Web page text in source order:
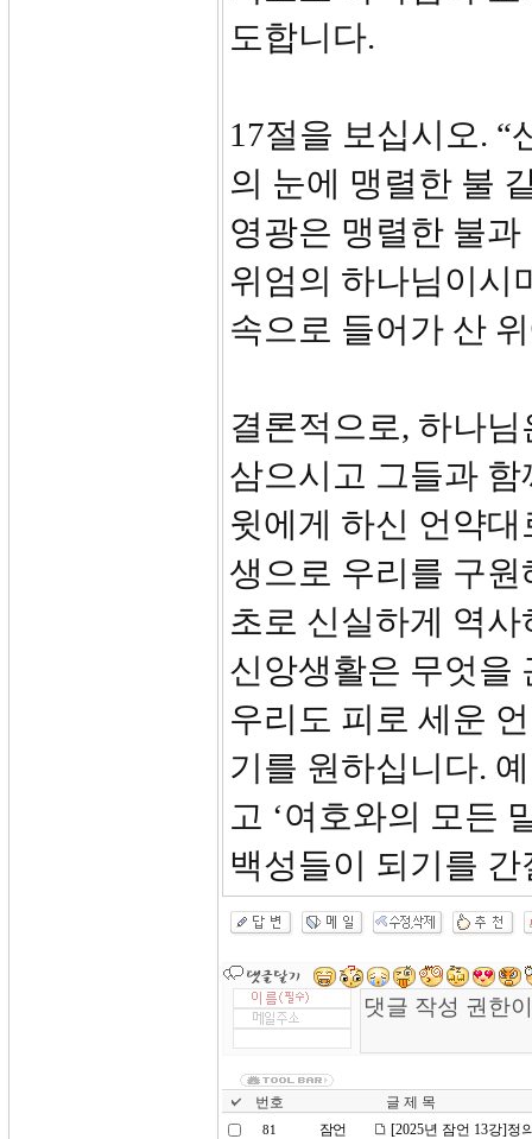
도합니다.
17절을 보십시오. “
의 눈에 맹렬한 불
영광은 맹렬한 불
위엄의 하나님이시
속으로 들어가 산
결론적으로, 하나
삼으시고 그들과
윗에게 하신 언약
생으로 우리를 구
초로 신실하게 역
신앙생활은 무엇을
우리도 피로 세운
기를 원하십니다.
고 ‘여호와의 모든
백성들이 되기를
번호 글 제 목
81 잠언 [2025년 잠언 13강]정